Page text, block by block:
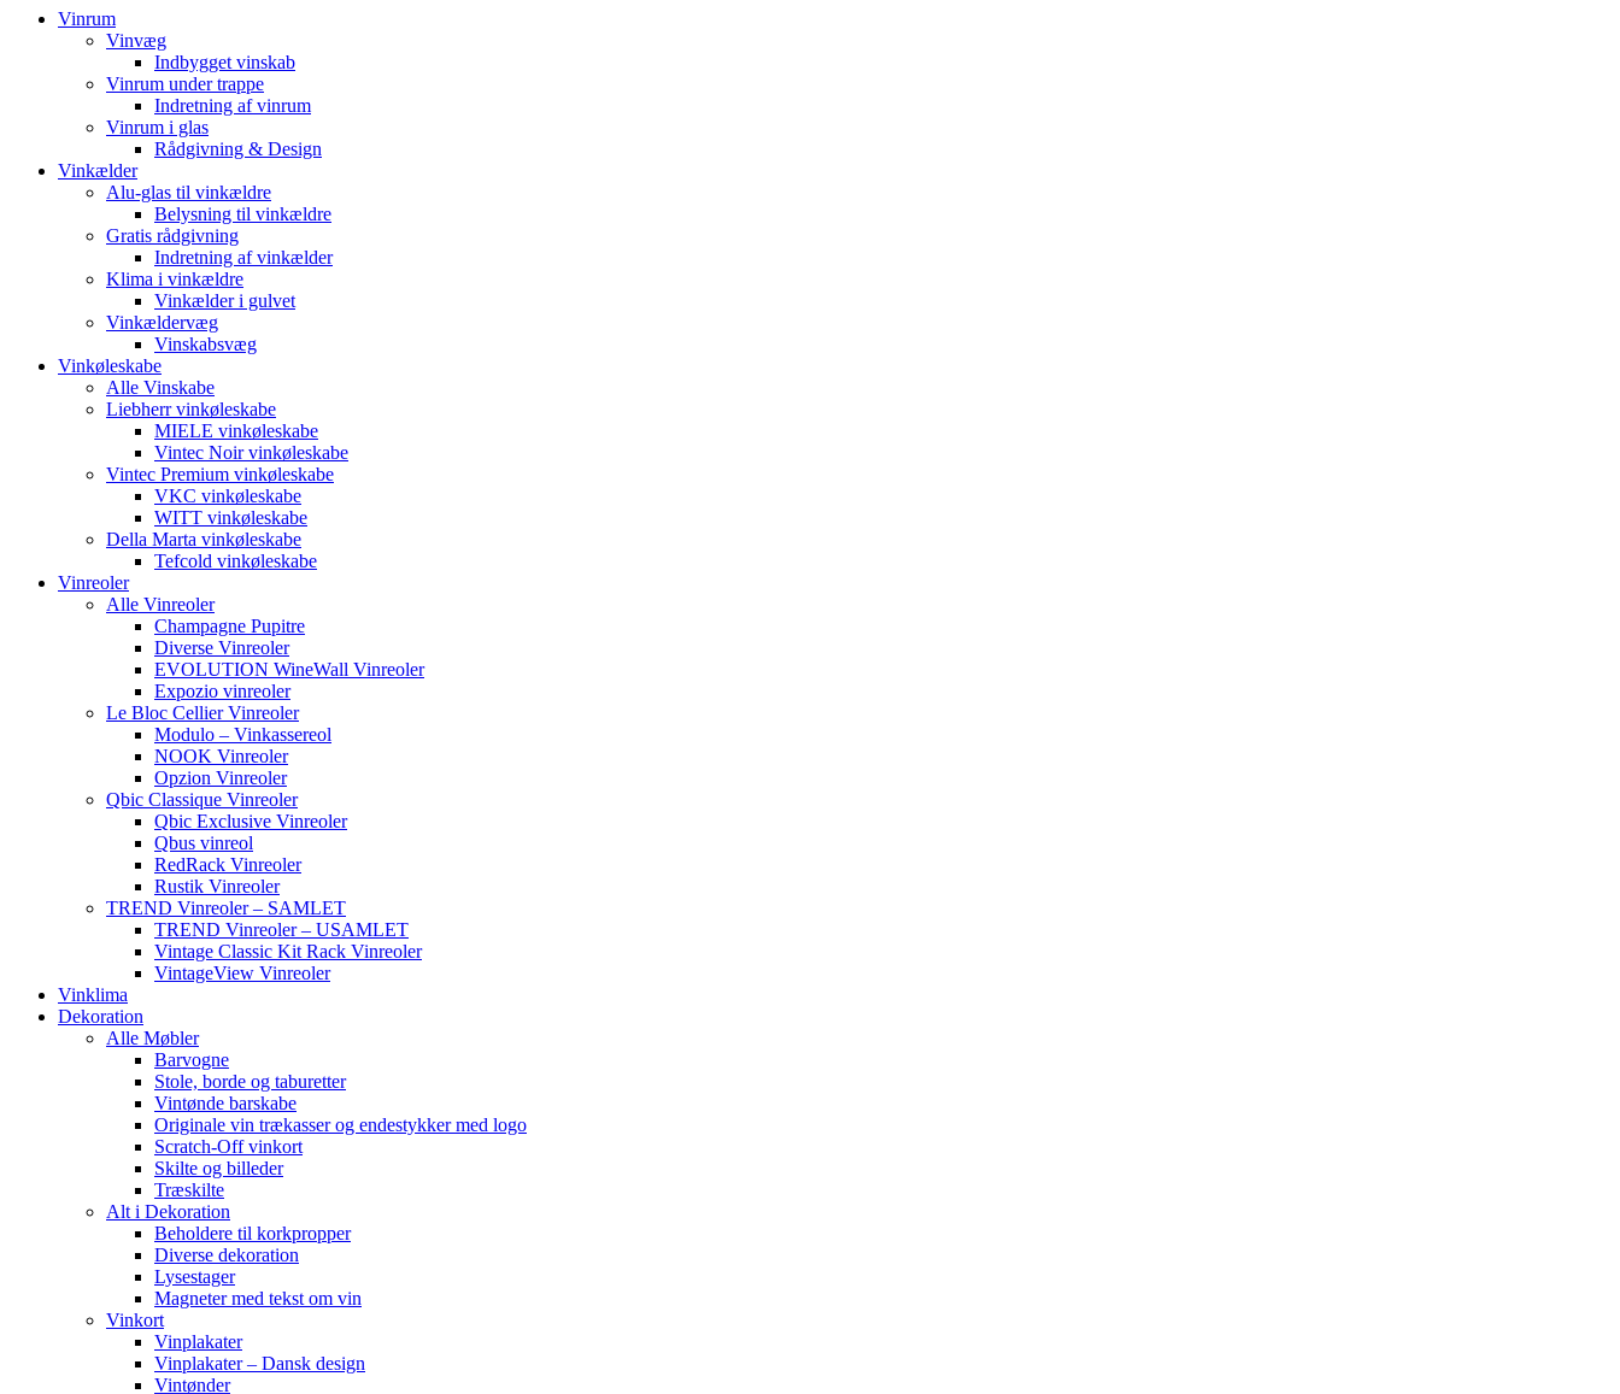
Vinrum
Vinvæg
Indbygget vinskab
Vinrum under trappe
Indretning af vinrum
Vinrum i glas
Rådgivning & Design
Vinkælder
Alu-glas til vinkældre
Belysning til vinkældre
Gratis rådgivning
Indretning af vinkælder
Klima i vinkældre
Vinkælder i gulvet
Vinkældervæg
Vinskabsvæg
Vinkøleskabe
Alle Vinskabe
Liebherr vinkøleskabe
MIELE vinkøleskabe
Vintec Noir vinkøleskabe
Vintec Premium vinkøleskabe
VKC vinkøleskabe
WITT vinkøleskabe
Della Marta vinkøleskabe
Tefcold vinkøleskabe
Vinreoler
Alle Vinreoler
Champagne Pupitre
Diverse Vinreoler
EVOLUTION WineWall Vinreoler
Expozio vinreoler
Le Bloc Cellier Vinreoler
Modulo – Vinkassereol
NOOK Vinreoler
Opzion Vinreoler
Qbic Classique Vinreoler
Qbic Exclusive Vinreoler
Qbus vinreol
RedRack Vinreoler
Rustik Vinreoler
TREND Vinreoler – SAMLET
TREND Vinreoler – USAMLET
Vintage Classic Kit Rack Vinreoler
VintageView Vinreoler
Vinklima
Dekoration
Alle Møbler
Barvogne
Stole, borde og taburetter
Vintønde barskabe
Originale vin trækasser og endestykker med logo
Scratch-Off vinkort
Skilte og billeder
Træskilte
Alt i Dekoration
Beholdere til korkpropper
Diverse dekoration
Lysestager
Magneter med tekst om vin
Vinkort
Vinplakater
Vinplakater – Dansk design
Vintønder